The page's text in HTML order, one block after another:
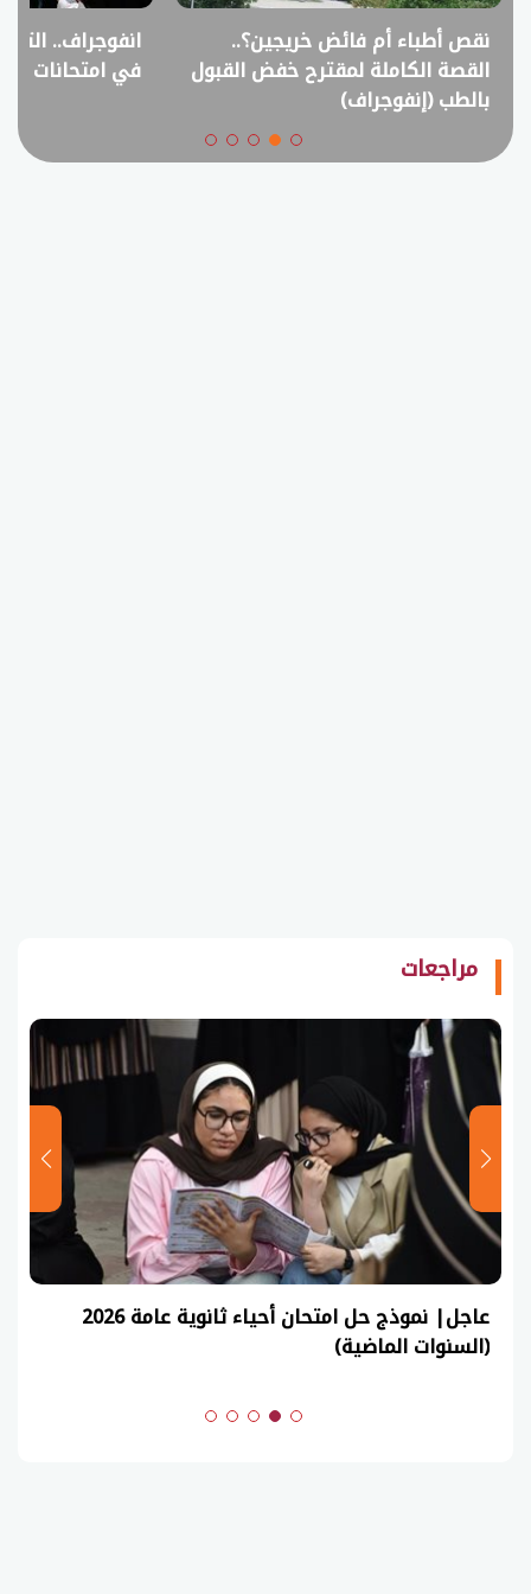
نقص أطباء أم فائض خريجين؟..
القصة الكاملة لمقترح خفض القبول
بالطب (إنفوجراف)
انفوجراف..
في امتحانات
مراجعات
عاجل| نموذج حل امتحان أحياء ثانوية عامة 2026
(السنوات الماضية)